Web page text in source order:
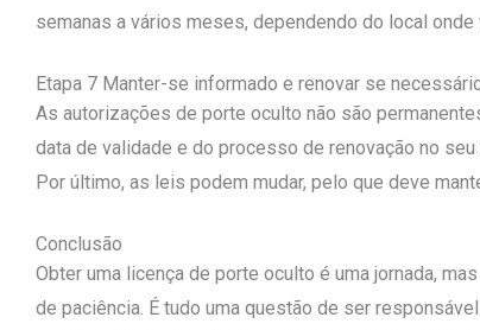
semanas a vários meses, dependendo do local onde
Etapa 7 Manter-se informado e renovar se
As autorizações de porte oculto não são
data de validade e do processo de renovação no seu
Por último, as leis podem mudar, pelo que deve
Conclusão
Obter uma licença de porte oculto é uma jornada,
de paciência. É tudo uma questão de ser